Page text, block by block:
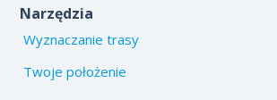
Narzędzia
Wyznaczanie trasy
Twoje położenie